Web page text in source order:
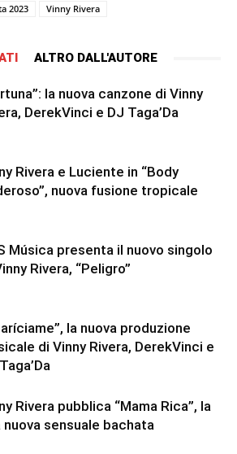
2023 Vinny Rivera
ALTRO DALL'AUTORE
la nuova canzone di Vinny
DerekVinci e DJ Taga’Da
Rivera e Luciente in “Body
nuova fusione tropicale
Música presenta il nuovo singolo
Rivera, “Peligro”
la nuova produzione
di Vinny Rivera, DerekVinci e
Rivera pubblica “Mama Rica”, la
nuova sensuale bachata